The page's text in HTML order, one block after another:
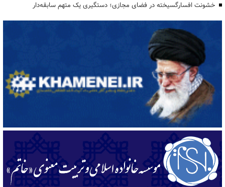
خشونت افسارگسیخته در فضای مجازی؛ دستگیری یک متهم سابقه‌دار